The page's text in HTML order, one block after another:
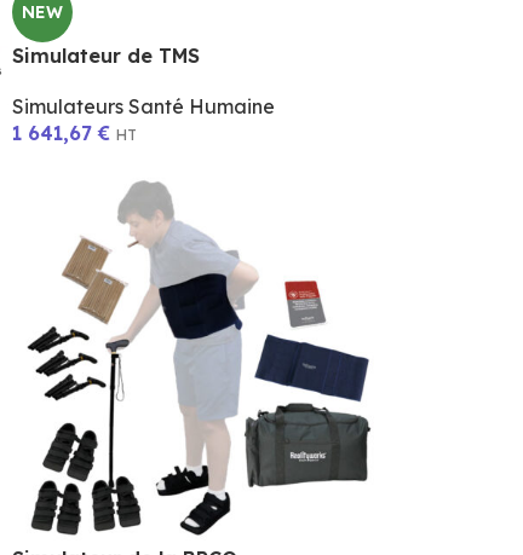
NEW
Simulateur de TMS
Simulateurs Santé Humaine
1 641,67€ HT